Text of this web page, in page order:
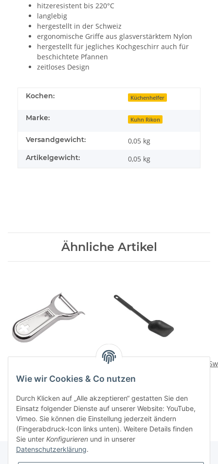
hitzeresistent bis 220°C
langlebig
hergestellt in der Schweiz
ergonomische Griffe aus glasverstärktem Nylon
hergestellt für jegliches Kochgeschirr auch für
beschichtete Pfannen
zeitloses Design
Kochen: Küchenhelfer
Marke: Kuhn Rikon
Versandgewicht: 0,05 kg
Artikelgewicht: 0,05 kg
Ähnliche Artikel
Sparschaeler Kreuz
14,90 CHF*
Swiss Servierloeffel
Wie wir Cookies & Co nutzen
Durch Klicken auf „Alle akzeptieren“ gestatten Sie den
Einsatz folgender Dienste auf unserer Website: YouTube,
Vimeo. Sie können die Einstellung jederzeit ändern
(Fingerabdruck-Icon links unten). Weitere Details finden
Sie unter Konfigurieren und in unserer
Datenschutzerklärung.